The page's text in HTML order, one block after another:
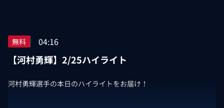
無料 04:16
【河村勇輝】2/25ハイライト
河村勇輝選手の本日のハイライトをお届け！